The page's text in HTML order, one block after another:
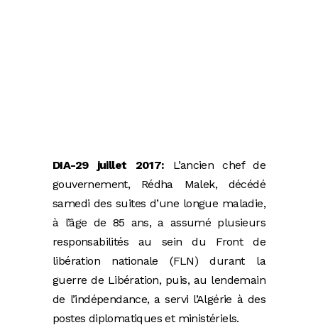
DIA-29 juillet 2017: L’ancien chef de
gouvernement, Rédha Malek, décédé
samedi des suites d’une longue maladie,
à l’âge de 85 ans, a assumé plusieurs
responsabilités au sein du Front de
libération nationale (FLN) durant la
guerre de Libération, puis, au lendemain
de l’indépendance, a servi l’Algérie à des
postes diplomatiques et ministériels.